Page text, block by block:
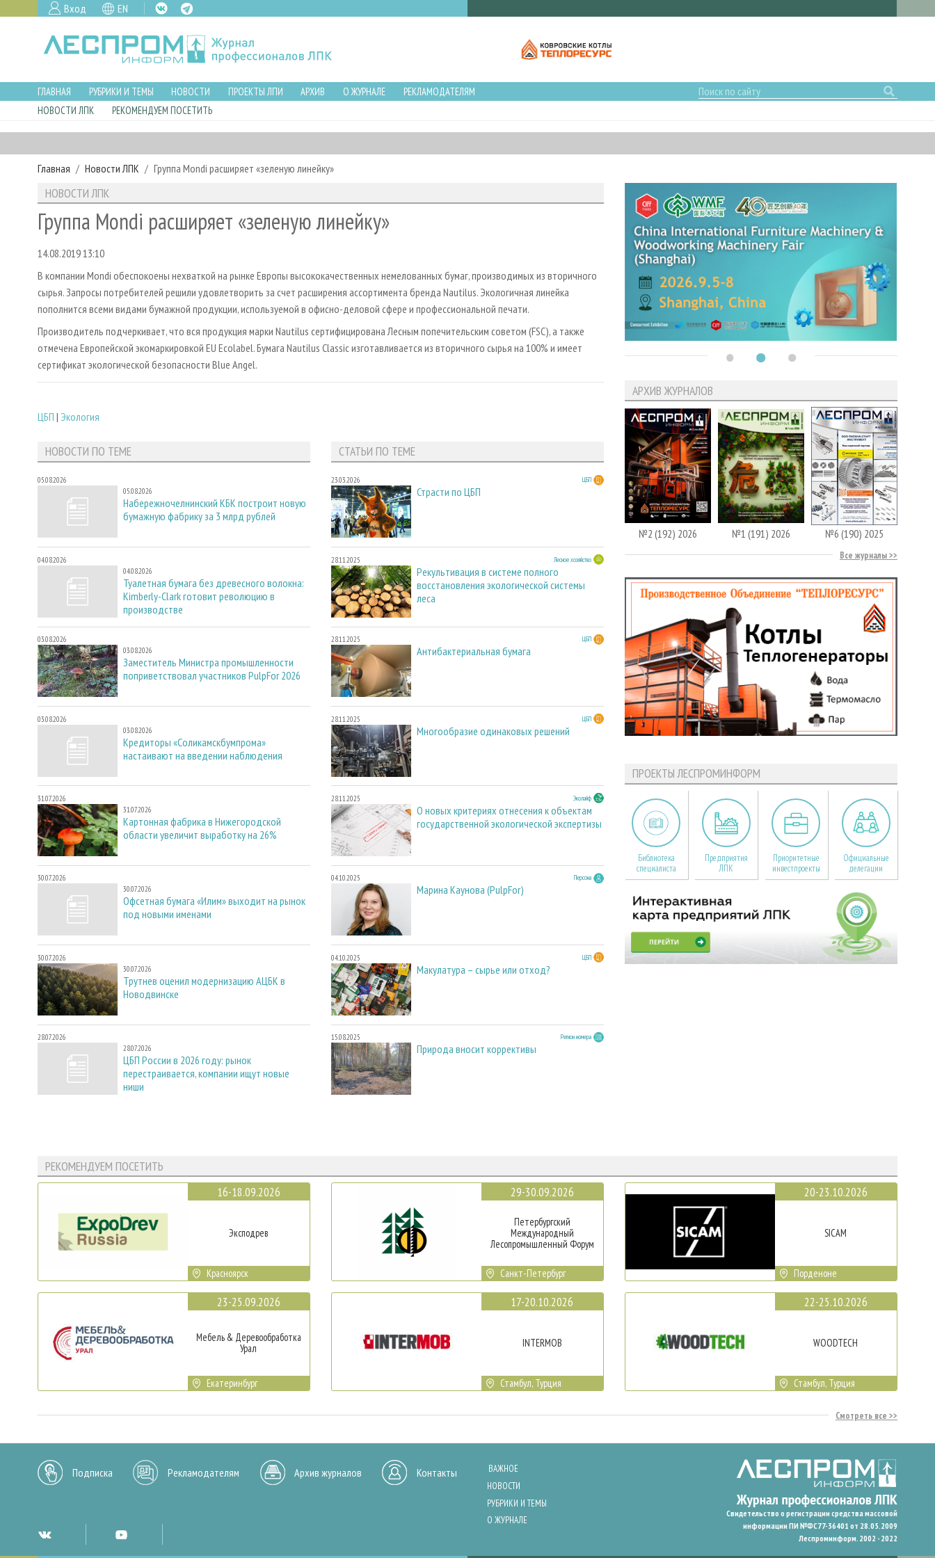
Вход EN
ГЛАВНАЯ РУБРИКИ И ТЕМЫ НОВОСТИ ПРОЕКТЫ ЛПИ АРХИВ О ЖУРНАЛЕ
РЕКЛАМОДАТЕЛЯМ
НОВОСТИ ЛПК
РЕКОМЕНДУЕМ ПОСЕТИТЬ
Главная Новости ЛПК Группа Mondi расширяет «зеленую линейку»
НОВОСТИ ЛПК
Группа Mondi расширяет «зеленую линейку»
14.08.2019 13:10
В компании Mondi обеспокоены нехваткой на рынке Европы высококачественных немелованных бумаг, производимых из вторичного
сырья. Запросы потребителей решили удовлетворить за счет расширения ассортимента бренда Nautilus. Экологичная линейка
пополнится всеми видами бумажной продукции, используемой в офисно-деловой сфере и профессиональной печати.
Производитель подчеркивает, что вся продукция марки Nautilus сертифицирована Лесным попечительским советом (FSC), а также
отмечена Европейской экомаркировкой EU Ecolabel. Бумага Nautilus Classic изготавливается из вторичного сырья на 100% и имеет
сертификат экологической безопасности Blue Angel.
ЦБП | Экология
НОВОСТИ ПО ТЕМЕ
05.08.2026
05.08.2026
Набережночелнинский КБК построит новую
бумажную фабрику за 3 млрд рублей
04.08.2026
04.08.2026
Туалетная бумага без древесного волокна:
Kimberly-Clark готовит революцию в
производстве
03.08.2026
03.08.2026
Заместитель Министра промышленности
поприветствовал участников PulpFor 2026
03.08.2026
03.08.2026
Кредиторы «Соликамскбумпрома»
настаивают на введении наблюдения
31.07.2026
31.07.2026
Картонная фабрика в Нижегородской
области увеличит выработку на 26%
30.07.2026
30.07.2026
Офсетная бумага «Илим» выходит на рынок
под новыми именами
30.07.2026
30.07.2026
Трутнев оценил модернизацию АЦБК в
Новодвинске
28.07.2026
28.07.2026
ЦБП России в 2026 году: рынок
перестраивается, компании ищут новые
ниши
СТАТЬИ ПО ТЕМЕ
23.03.2026 ЦБП
Страсти по ЦБП
28.11.2025 Лесное хозяйство
Рекультивация в системе полного
восстановления экологической системы
леса
28.11.2025 ЦБП
Антибактериальная бумага
28.11.2025 ЦБП
Многообразие одинаковых решений
28.11.2025 Эколайф
О новых критериях отнесения к объектам
государственной экологической экспертизы
04.10.2025 Персона
Марина Каунова (PulpFor)
04.10.2025 ЦБП
Макулатура – сырье или отход?
15.08.2025 Регион номера
Природа вносит коррективы
АРХИВ ЖУРНАЛОВ
№2 (192) 2026 №1 (191) 2026 №6 (190) 2025
Все журналы
ПРОЕКТЫ ЛЕСПРОМИНФОРМ
Библиотека
специалиста
Предприятия
ЛПК
Приоритетные
инвестпроекты
Официальные
делегации
РЕКОМЕНДУЕМ ПОСЕТИТЬ
16-18.09.2026
Эксподрев
Красноярск
23-25.09.2026
Мебель & Деревообработка
Урал
Екатеринбург
29-30.09.2026
Петербургский
Международный
Лесопромышленный Форум
Санкт-Петербург
17-20.10.2026
INTERMOB
Стамбул, Турция
20-23.10.2026
SICAM
Порденоне
22-25.10.2026
WOODTECH
Стамбул, Турция
Смотреть все
Подписка Рекламодателям Архив журналов Контакты
ВАЖНОЕ
НОВОСТИ
РУБРИКИ И ТЕМЫ
О ЖУРНАЛЕ
Свидетельство о регистрации средства массовой
информации ПИ №ФС77-36401 от 28.05.2009
Леспроминформ. 2002 - 2022